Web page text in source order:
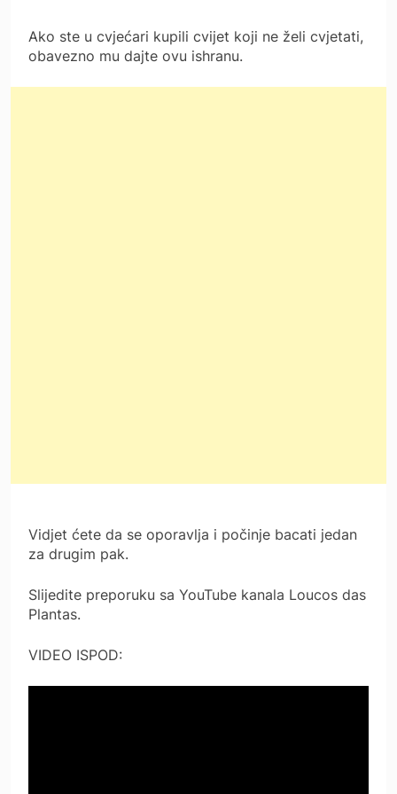
Ako ste u cvjećari kupili cvijet koji ne želi cvjetati,
obavezno mu dajte ovu ishranu.
Vidjet ćete da se oporavlja i počinje bacati jedan
za drugim pak.
Slijedite preporuku sa YouTube kanala Loucos das
Plantas.
VIDEO ISPOD: